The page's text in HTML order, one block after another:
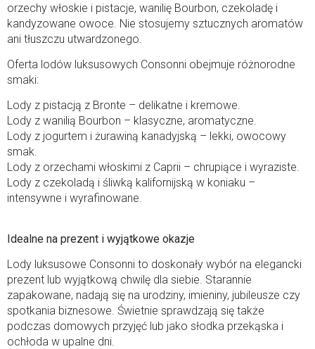
orzechy włoskie i pistacje, wanilię Bourbon, czekoladę i
kandyzowane owoce. Nie stosujemy sztucznych aromatów
ani tłuszczu utwardzonego.
Oferta lodów luksusowych Consonni obejmuje różnorodne
smaki:
Lody z pistacją z Bronte – delikatne i kremowe.
Lody z wanilią Bourbon – klasyczne, aromatyczne.
Lody z jogurtem i żurawiną kanadyjską – lekki, owocowy
smak.
Lody z orzechami włoskimi z Caprii – chrupiące i wyraziste.
Lody z czekoladą i śliwką kalifornijską w koniaku –
intensywne i wyrafinowane.
Idealne na prezent i wyjątkowe okazje
Lody luksusowe Consonni to doskonały wybór na elegancki
prezent lub wyjątkową chwilę dla siebie. Starannie
zapakowane, nadają się na urodziny, imieniny, jubileusze czy
spotkania biznesowe. Świetnie sprawdzają się także
podczas domowych przyjęć lub jako słodka przekąska i
ochłoda w upalne dni.